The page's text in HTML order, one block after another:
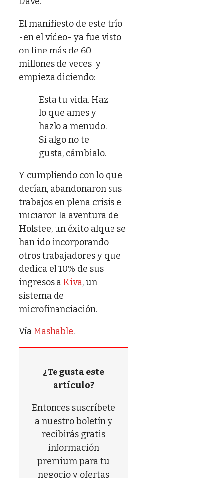
El manifiesto de este trío
-en el vídeo- ya fue visto
on line más de 60
millones de veces y
empieza diciendo:
Esta tu vida. Haz
lo que ames y
hazlo a menudo.
Si algo no te
gusta, cámbialo.
Y cumpliendo con lo que
decían, abandonaron sus
trabajos en plena crisis e
iniciaron la aventura de
Holstee, un éxito alque se
han ido incorporando
otros trabajadores y que
dedica el 10% de sus
ingresos aKiva, un
sistema de
microfinanciación.
VíaMashable.
¿Te gusta este
artículo?
Entonces suscríbete
a nuestro boletín y
recibirás gratis
información
premium para tu
negocio y ofertas